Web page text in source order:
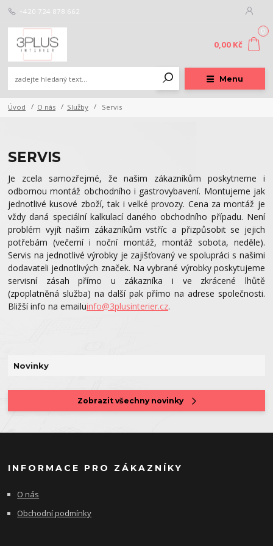
Menu
+420 724 878 662
0
0,00 Kč
Úvod O nás Služby Servis
Novinky
Zobrazit všechny novinky
SERVIS
Je zcela samozřejmé, že našim zákazníkům poskytneme i
odbornou montáž obchodního i gastrovybavení. Montujeme jak
jednotlivé kusové zboží, tak i velké provozy. Cena za montáž je
vždy daná speciální kalkulací daného obchodního případu. Není
problém vyjít našim zákazníkům vstříc a přizpůsobit se jejich
potřebám (večerní i noční montáž, montáž sobota, neděle).
Servis na jednotlivé výrobky je zajišťovaný ve spolupráci s našimi
dodavateli jednotlivých značek. Na vybrané výrobky poskytujeme
servisní zásah přímo u zákazníka i ve zkrácené lhůtě
(zpoplatněná služba) na další pak přímo na adrese společnosti.
Bližší info na emailuinfo@3plusinterier.cz.
INFORMACE PRO ZÁKAZNÍKY
O nás
Obchodní podmínky